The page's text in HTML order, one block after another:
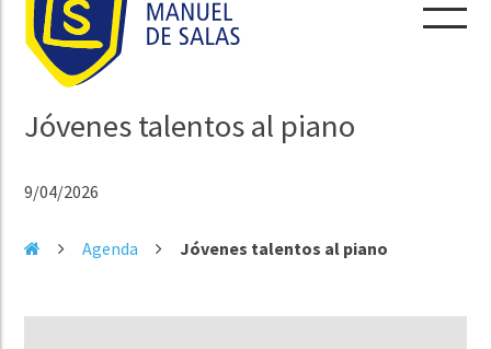
Jóvenes talentos al piano
9/04/2026
Agenda Jóvenes talentos al piano